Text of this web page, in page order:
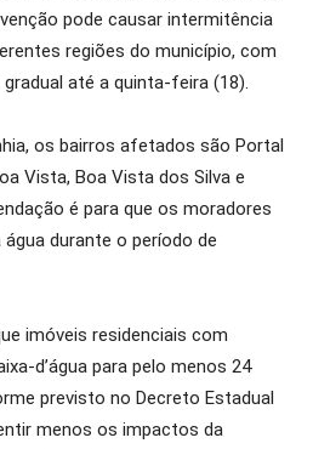
pode causar intermitência
regiões do município, com
até a quinta-feira (18).
os bairros afetados são Portal
Vista, Boa Vista dos Silva e
é para que os moradores
durante o período de
imóveis residenciais com
d’água para pelo menos 24
previsto no Decreto Estadual
menos os impactos da